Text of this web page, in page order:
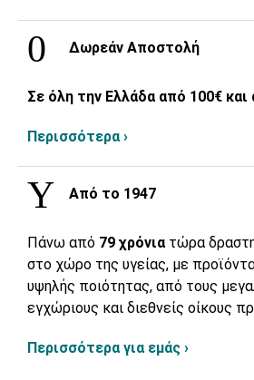
Δωρεάν Αποστολή
Σε όλη την Ελλάδα από 100€ και
Περισσότερα ›
Από το 1947
Πάνω από 79 χρόνια τώρα
στο χώρο της υγείας, με
υψηλής ποιότητας, από τους
εγχώριους και διεθνείς οίκους
Περισσότερα για εμάς ›